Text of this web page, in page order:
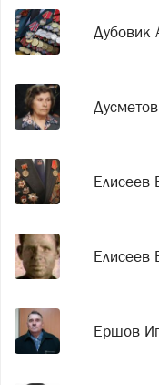
Дубовик
Елисеев
Елисеев
Ершов